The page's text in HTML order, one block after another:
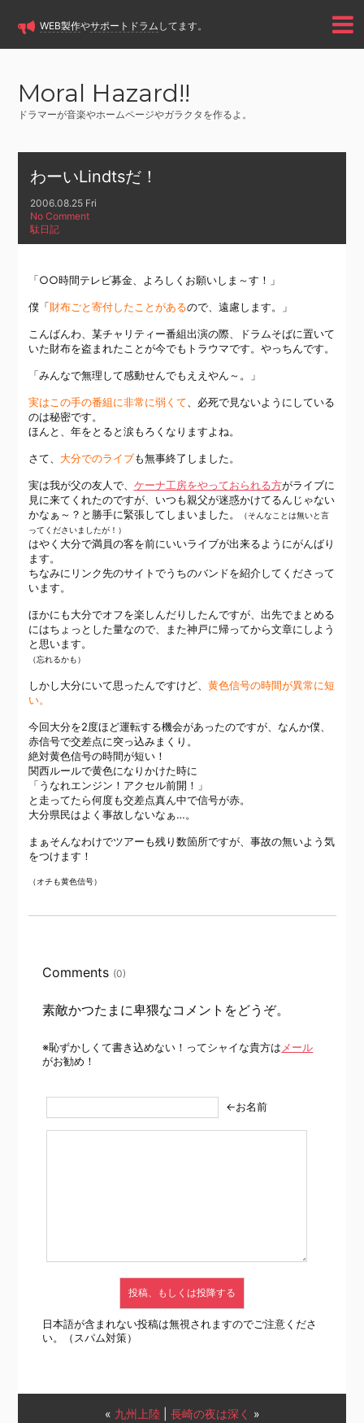
WEB製作やサポートドラム してます。
Moral Hazard!!
ドラマーが音楽やホームページやガラクタを作るよ。
わーいLindtsだ！
2006.08.25 Fri
No Comment
駄日記
「○○時間テレビ募金、よろしくお願いしま～す！」
僕「財布ごと寄付したことがあるので、遠慮します。」
こんばんわ、某チャリティー番組出演の際、ドラムそばに置いて
いた財布を盗まれたことが今でもトラウマです。やっちんです。
「みんなで無理して感動せんでもええやん～。」
実はこの手の番組に非常に弱くて 、必死で見ないようにしている
のは秘密です。
ほんと、年をとると涙もろくなりますよね。
さて、 大分でのライブも無事終了しました。
実は我が父の友人で、 ケーナ工房をやっておられる方がライブに
見に来てくれたのですが、いつも親父が迷惑かけてるんじゃない
かなぁ～？と勝手に緊張してしまいました。
（そんなことは無いと言
ってくださいましたが！）
はやく大分で満員の客を前にいいライブが出来るようにがんばり
ます。
ちなみにリンク先のサイトでうちのバンドを紹介してくださって
います。
ほかにも大分でオフを楽しんだりしたんですが、出先でまとめる
にはちょっとした量なので、また神戸に帰ってから文章にしよう
と思います。
（忘れるかも）
しかし大分にいて思ったんですけど、 黄色信号の時間が異常に短
い。
今回大分を2度ほど運転する機会があったのですが、なんか僕、
赤信号で交差点に突っ込みまくり。
絶対黄色信号の時間が短い！
関西ルールで黄色になりかけた時に
「うなれエンジン！アクセル前開！」
と走ってたら何度も交差点真ん中で信号が赤。
大分県民はよく事故しないなぁ…。
まぁそんなわけでツアーも残り数箇所ですが、事故の無いよう気
をつけます！
（オチも黄色信号）
Comments (0)
素敵かつたまに卑猥なコメントをどうぞ。
※恥ずかしくて書き込めない！ってシャイな貴方は メール
がお勧め！
←お名前
日本語が含まれない投稿は無視されますのでご注意くださ
い。（スパム対策）
« 九州上陸| 長崎の夜は深く »